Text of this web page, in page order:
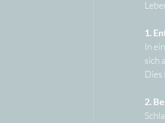
1.
In
sich
Dies
2.